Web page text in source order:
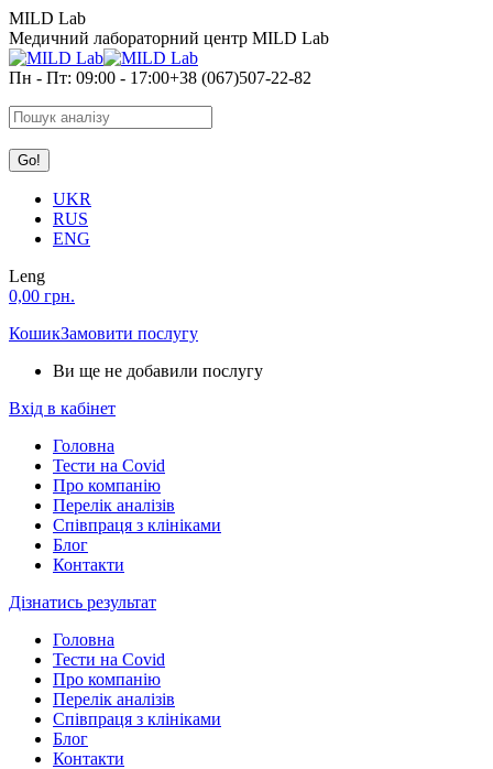
Skip
to
content
MILD Lab
Медичний лабораторний центр MILD Lab
Пн - Пт: 09:00 - 17:00+38 (067)507-22-82
Search:
UKR
RUS
ENG
Leng
0,00 грн.
КошикЗамовити послугу
Ви ще не добавили послугу
Вхід в кабінет
Головна
Тести на Covid
Про компанію
Перелік аналізів
Співпраця з клініками
Блог
Контакти
Дізнатись результат
Головна
Тести на Covid
Про компанію
Перелік аналізів
Співпраця з клініками
Блог
Контакти